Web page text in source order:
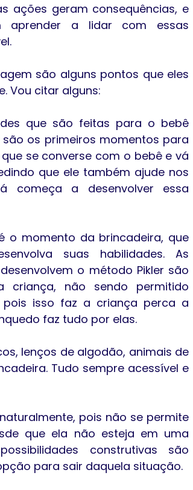
ações geram consequências, e
a lidar com essas
são alguns pontos que eles
Vou citar alguns:
que são feitas para o bebê
os primeiros momentos para
se converse com o bebê e vá
que ele também ajude nos
começa a desenvolver essa
o momento da brincadeira, que
suas habilidades. As
o método Pikler são
não sendo permitido
pois isso faz a criança perca a
faz tudo por elas.
lenços de algodão, animais de
Tudo sempre acessível e
pois não se permite
que ela não esteja em uma
construtivas são
para sair daquela situação.